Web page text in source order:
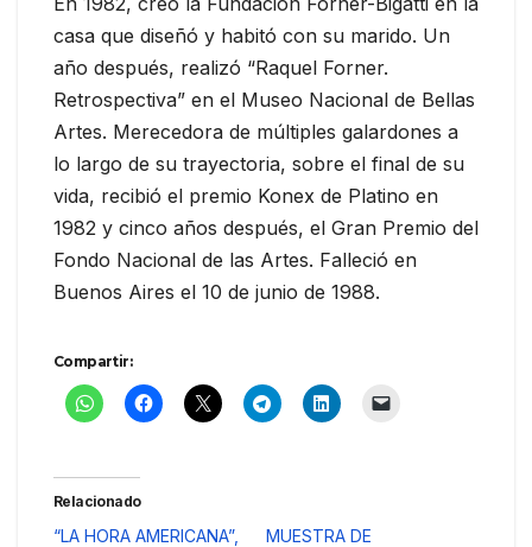
casa que diseñó y habitó con su marido. Un
año después, realizó “Raquel Forner.
Retrospectiva” en el Museo Nacional de Bellas
Artes. Merecedora de múltiples galardones a
lo largo de su trayectoria, sobre el final de su
vida, recibió el premio Konex de Platino en
1982 y cinco años después, el Gran Premio del
Fondo Nacional de las Artes. Falleció en
Buenos Aires el 10 de junio de 1988.
Compartir:
Relacionado
“LA HORA AMERICANA”,
MUESTRA DE